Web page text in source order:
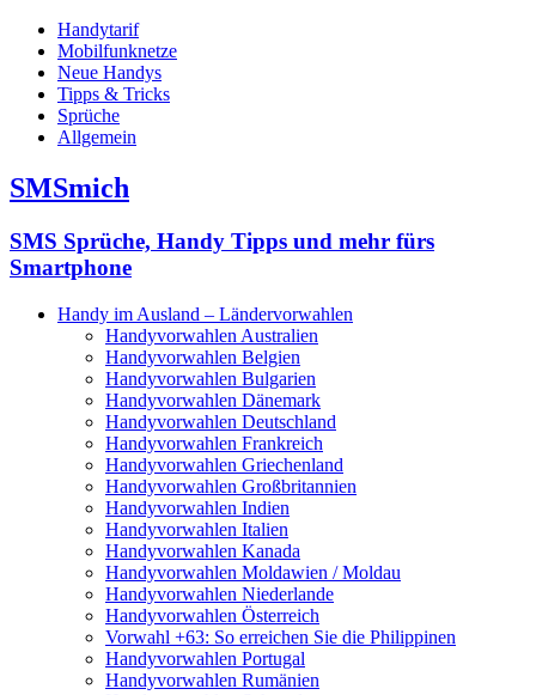
Handytarif
Mobilfunknetze
Neue Handys
Tipps & Tricks
Sprüche
Allgemein
SMSmich
SMS Sprüche, Handy Tipps und mehr fürs
Smartphone
Handy im Ausland – Ländervorwahlen
Handyvorwahlen Australien
Handyvorwahlen Belgien
Handyvorwahlen Bulgarien
Handyvorwahlen Dänemark
Handyvorwahlen Deutschland
Handyvorwahlen Frankreich
Handyvorwahlen Griechenland
Handyvorwahlen Großbritannien
Handyvorwahlen Indien
Handyvorwahlen Italien
Handyvorwahlen Kanada
Handyvorwahlen Moldawien / Moldau
Handyvorwahlen Niederlande
Handyvorwahlen Österreich
Vorwahl +63: So erreichen Sie die Philippinen
Handyvorwahlen Portugal
Handyvorwahlen Rumänien